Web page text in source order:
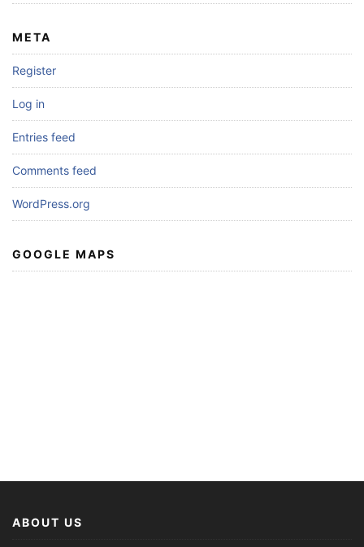
META
Register
Log in
Entries feed
Comments feed
WordPress.org
GOOGLE MAPS
ABOUT US